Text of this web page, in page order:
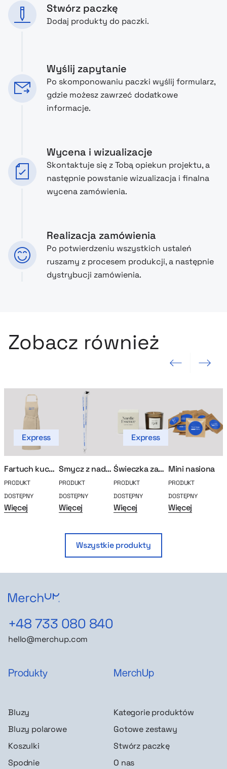
Stwórz paczkę
Dodaj produkty do paczki.
Wyślij zapytanie
Po skomponowaniu paczki wyślij formularz,
gdzie możesz zawrzeć dodatkowe
informacje.
Wycena i wizualizacje
Skontaktuje się z Tobą opiekun projektu, a
następnie powstanie wizualizacja i finalna
wycena zamówienia.
Realizacja zamówienia
Po potwierdzeniu wszystkich ustaleń
ruszamy z procesem produkcji, a następnie
dystrybucji zamówienia.
Zobacz również
Poprzedni slajd Następny
Express
Fartuch kuchenny Maya
PRODUKT
DOSTĘPNY
Więcej
Smycz z nadrukiem
PRODUKT
DOSTĘPNY
Więcej
Express
Świeczka zapachowa Nordile
PRODUKT
DOSTĘPNY
Więcej
Mini nasiona
PRODUKT
DOSTĘPNY
Więcej
Wszystkie produkty
+48 733 080 840
hello@merchup.com
Produkty
Bluzy
Bluzy polarowe
Koszulki
Spodnie
MerchUp
Kategorie produktów
Gotowe zestawy
Stwórz paczkę
O nas